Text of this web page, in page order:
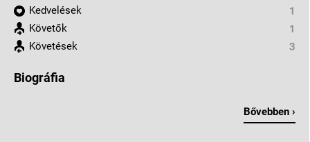
Kedvelések
1
Követők
1
Követések
3
Biográfia
Bővebben ›